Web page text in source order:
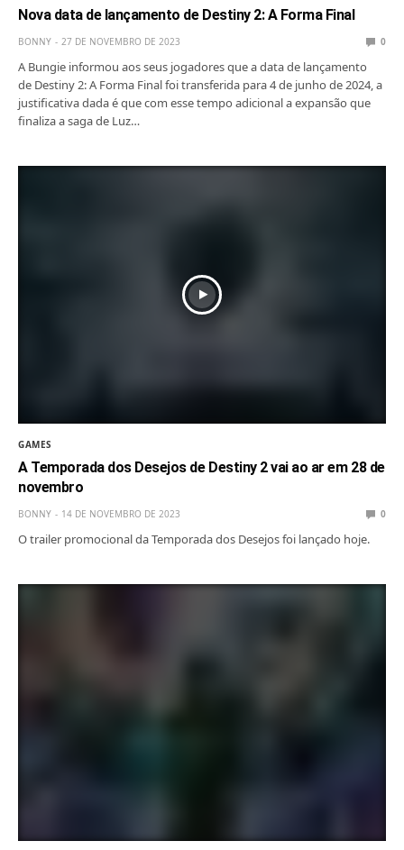
Nova data de lançamento de Destiny 2: A Forma Final
BONNY 27 DE NOVEMBRO DE 2023 0
A Bungie informou aos seus jogadores que a data de lançamento
de Destiny 2: A Forma Final foi transferida para 4 de junho de 2024, a
justificativa dada é que com esse tempo adicional a expansão que
finaliza a saga de Luz…
GAMES
A Temporada dos Desejos de Destiny 2 vai ao ar em 28 de
novembro
BONNY 14 DE NOVEMBRO DE 2023 0
O trailer promocional da Temporada dos Desejos foi lançado hoje.